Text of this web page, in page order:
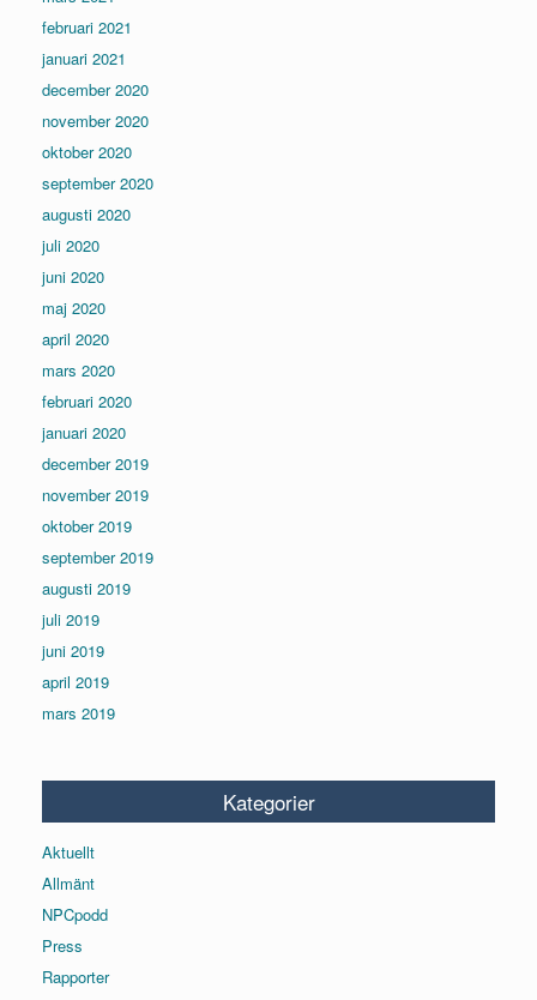
februari 2021
januari 2021
december 2020
november 2020
oktober 2020
september 2020
augusti 2020
juli 2020
juni 2020
maj 2020
april 2020
mars 2020
februari 2020
januari 2020
december 2019
november 2019
oktober 2019
september 2019
augusti 2019
juli 2019
juni 2019
april 2019
mars 2019
Kategorier
Aktuellt
Allmänt
NPCpodd
Press
Rapporter